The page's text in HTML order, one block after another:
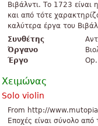
Βιβάλντι. Το 1723 είναι
και από τότε
καλύτερα έργα του
Συνθέτης
Όργανο
Έργο
Χειμώνας
Solo violin
From http://
Εποχές είναι σύνολο